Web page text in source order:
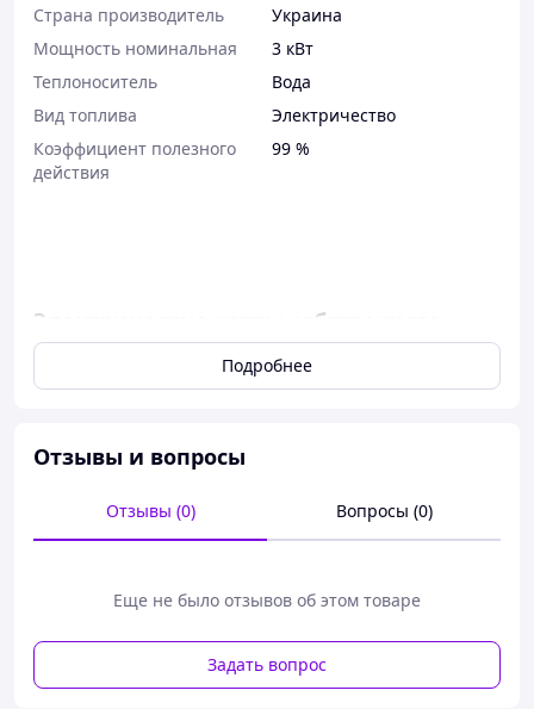
Страна производитель
Украина
Мощность номинальная
3 кВт
Теплоноситель
Вода
Вид топлива
Электричество
Коэффициент полезного
действия
99 %
Электрические котлы собственного
производства по Уникальной IRI-
Она позволяет создавать продукцию, где основной
учитываются удобство, простота в использовании,
Подробнее
Отзывы и вопросы
Отзывы (0) Вопросы (0)
Еще не было отзывов об этом товаре
Задать вопрос